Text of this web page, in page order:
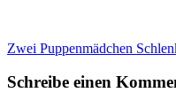
Zwei Puppenmädchen
Schreibe einen